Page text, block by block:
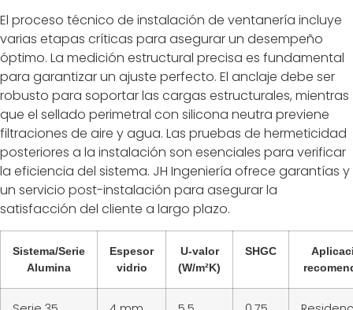
El proceso técnico de instalación de ventanería incluye
varias etapas críticas para asegurar un desempeño
óptimo. La medición estructural precisa es fundamental
para garantizar un ajuste perfecto. El anclaje debe ser
robusto para soportar las cargas estructurales, mientras
que el sellado perimetral con silicona neutra previene
filtraciones de aire y agua. Las pruebas de hermeticidad
posteriores a la instalación son esenciales para verificar
la eficiencia del sistema. JH Ingeniería ofrece garantías y
un servicio post-instalación para asegurar la
satisfacción del cliente a largo plazo.
Sistema/Serie
Alumina
Espesor
vidrio
U-valor
(W/m²K)
SHGC